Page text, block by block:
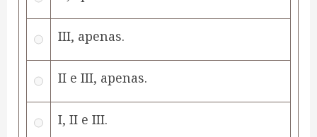
III, apenas.
II e III, apenas.
I, II e III.